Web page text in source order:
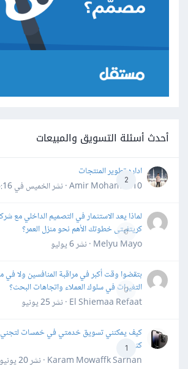
أحدث أسئلة التسويق والمبيعات
2
اداره تطوير المنتجات
Amir Mohamed10 · نشر
الخميس في 05:16
0
لماذا يعد الاستثمار في التصميم الداخلي مع
كريتفيتى خطوتك الأهم نحو منزل العمر؟
Melyu Mayo · نشر
6 يوليو
0
بتقضوا وقت أكبر في مراقبة المنافسين ولا في
التغيرات في سلوك العملاء واتجاهات البحث؟
El Shiemaa Refaat · نشر
25 يونيو
1
كيف يمكنني تسويق خدمتي في خمسات لتجني
كثيرة
Karam Mowaffk Sarhan · نشر
20 يونيو